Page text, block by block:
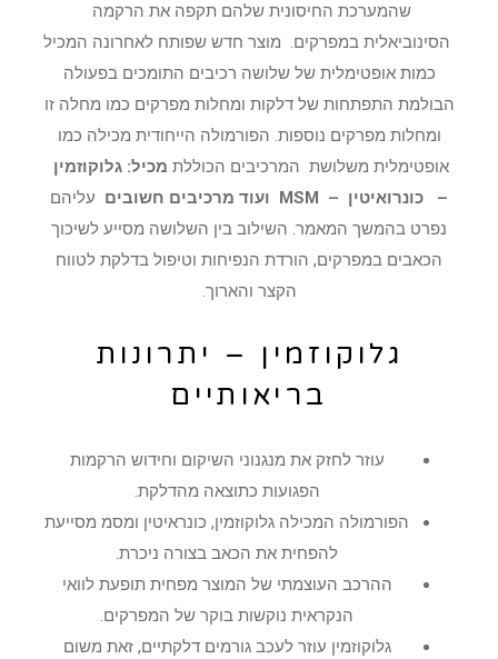
שהמערכת החיסונית שלהם תקפה את הרקמה
הסינוביאלית במפרקים. מוצר חדש שפותח לאחרונה המכיל
כמות אופטימלית של שלושה רכיבים התומכים בפעולה
הבולמת התפתחות של דלקות ומחלות מפרקים כמו מחלה זו
ומחלות מפרקים נוספות. הפורמולה הייחודית מכילה כמו
אופטימלית משלושת המרכיבים הכוללת מכיל: גלוקוזמין
– כונרואיטין – MSM ועוד מרכיבים חשובים
עליהם
נפרט בהמשך המאמר. השילוב בין השלושה מסייע לשיכוך
הכאבים במפרקים, הורדת הנפיחות וטיפול בדלקת לטווח
הקצר והארוך.
גלוקוזמין – יתרונות
בריאותיים
עוזר לחזק את מנגנוני השיקום וחידוש הרקמות
הפגועות כתוצאה מהדלקת.
הפורמולה המכילה גלוקוזמין, כונראיטין ומסמ מסייעת
להפחית את הכאב בצורה ניכרת.
ההרכב העוצמתי של המוצר מפחית תופעת לוואי
הנקראית נוקשות בוקר של המפרקים.
גלוקוזמין עוזר לעכב גורמים דלקתיים, זאת משום